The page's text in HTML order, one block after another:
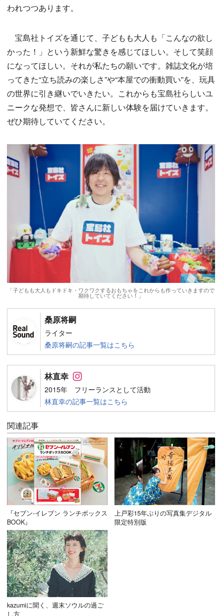
われつつあります。
宝島社トイズを通じて、子どもも大人も「こんなの欲し
かった！」という新鮮な驚きを感じてほしい。そして笑顔
になってほしい。それが私たちの願いです。雑誌文化が培
ってきた“立ち読みの楽しさ”や“本屋での衝動買い”を、玩具
の世界に引き継いでいきたい。これからも宝島社らしいユ
ニークな発想で、皆さんに新しい体験を届けていきます。
ぜひ期待していてください。
「子どもも大人もドキドキ・ワクワクするおもちゃをこれからも作っていきますので
期待していてください！」
桑原将嗣
ライター
桑原将嗣の記事一覧はこちら
林直幸
2015年 フリーランスとして活動
林直幸の記事一覧はこちら
関連記事
『セブン‐イレブン ランチボックス
BOOK』
上戸彩15年ぶりの写真集デジタル
限定特別版
kazumiに聞く、週末ソウルの過ご
し方